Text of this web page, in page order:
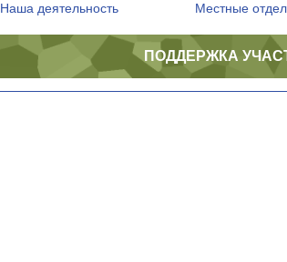
Наша деятельность Местные
ПОДДЕРЖКА